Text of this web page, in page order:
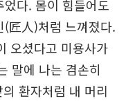
다. 몸이 힘들어도
匠人)처럼 느껴졌다.
오셨다고 미용사가
말에 나는 겸손히
환자처럼 내 머리